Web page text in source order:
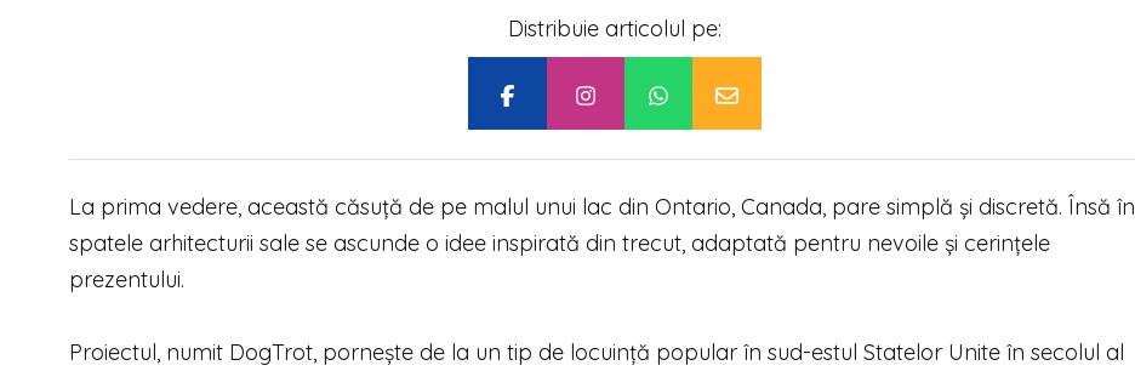
Distribuie articolul pe:
La prima vedere, această căsuță de pe malul unui lac din Ontario, Canada, pare simplă și discretă. Însă în
spatele arhitecturii sale se ascunde o idee inspirată din trecut, adaptată pentru nevoile și cerințele
prezentului.
Proiectul, numit DogTrot, pornește de la un tip de locuință popular în sud-estul Statelor Unite în secolul al